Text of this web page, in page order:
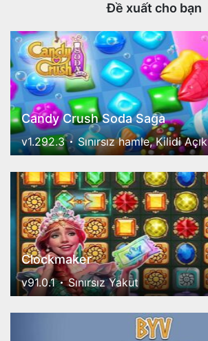
Đề xuất cho bạn
Candy Crush Soda Saga
v1.292.3 Sınırsız hamle, Kilidi Açık
Clockmaker
v91.0.1 Sınırsız Yakut